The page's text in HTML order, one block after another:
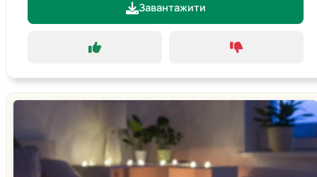
Завантажити